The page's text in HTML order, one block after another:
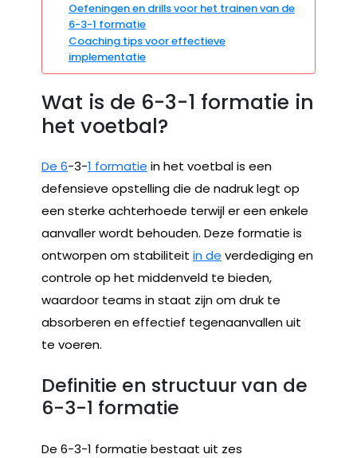
Oefeningen en drills voor het trainen van de
6-3-1 formatie
Coaching tips voor effectieve
implementatie
Wat is de 6-3-1 formatie in
het voetbal?
De 6-3-1 formatie in het voetbal is een
defensieve opstelling die de nadruk legt op
een sterke achterhoede terwijl er een enkele
aanvaller wordt behouden. Deze formatie is
ontworpen om stabiliteit in de verdediging en
controle op het middenveld te bieden,
waardoor teams in staat zijn om druk te
absorberen en effectief tegenaanvallen uit
te voeren.
Definitie en structuur van de
6-3-1 formatie
De 6-3-1 formatie bestaat uit zes